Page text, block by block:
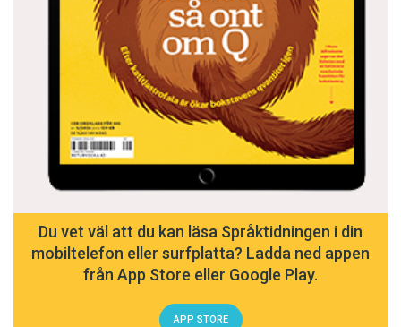
Du vet väl att du kan läsa Språktidningen i din
mobiltelefon eller surfplatta? Ladda ned appen
från App Store eller Google Play.
APP STORE